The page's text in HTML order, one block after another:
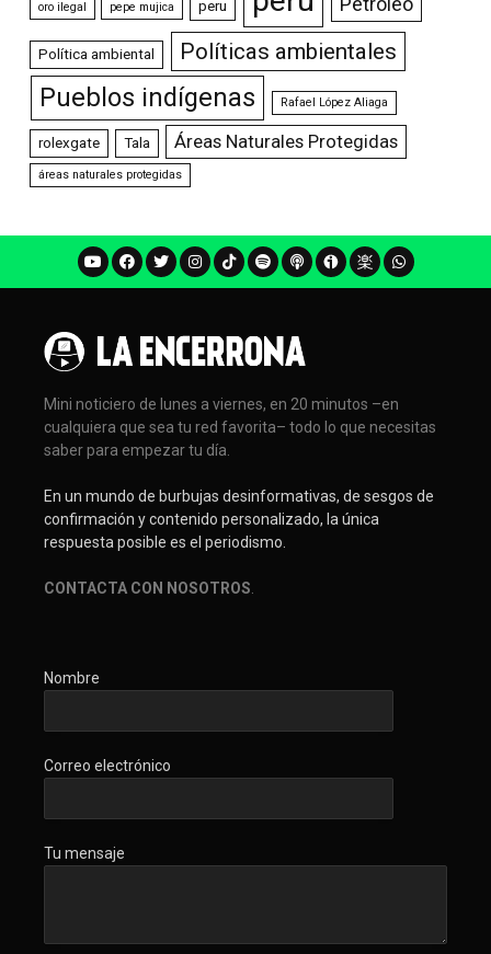
oro ilegal pepe mujica peru
Política ambiental Políticas ambientales
Pueblos indígenas Rafael López Aliaga
rolexgate Tala Áreas Naturales Protegidas
áreas naturales protegidas
Mini noticiero de lunes a viernes, en 20 minutos –en
cualquiera que sea tu red favorita– todo lo que necesitas
saber para empezar tu día.
En un mundo de burbujas desinformativas, de sesgos de
confirmación y contenido personalizado, la única
respuesta posible es el periodismo.
CONTACTA CON NOSOTROS
Nombre
Correo electrónico
Tu mensaje